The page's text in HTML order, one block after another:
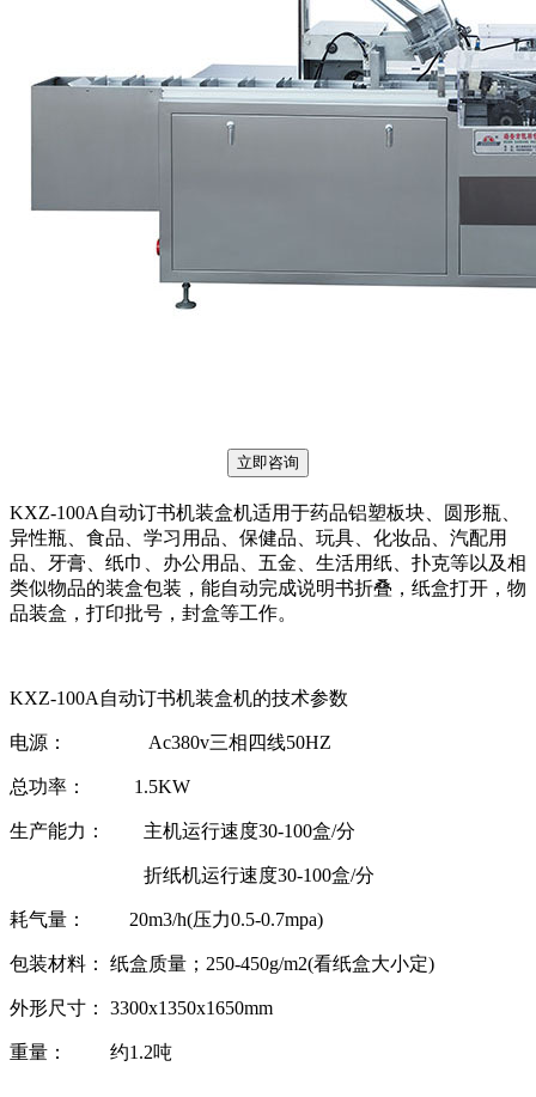
立即咨询
KXZ-100A自动订书机装盒机适用于药品铝塑板块、圆形瓶、
异性瓶、食品、学习用品、保健品、玩具、化妆品、汽配用
品、牙膏、纸巾、办公用品、五金、生活用纸、扑克等以及相
类似物品的装盒包装，能自动完成说明书折叠，纸盒打开，物
品装盒，打印批号，封盒等工作。
KXZ-100A自动订书机装盒机的技术参数
电源： Ac380v三相四线50HZ
总功率： 1.5KW
生产能力： 主机运行速度30-100盒/分
折纸机运行速度30-100盒/分
耗气量： 20m3/h(压力0.5-0.7mpa)
包装材料： 纸盒质量；250-450g/m2(看纸盒大小定)
外形尺寸： 3300x1350x1650mm
重量： 约1.2吨